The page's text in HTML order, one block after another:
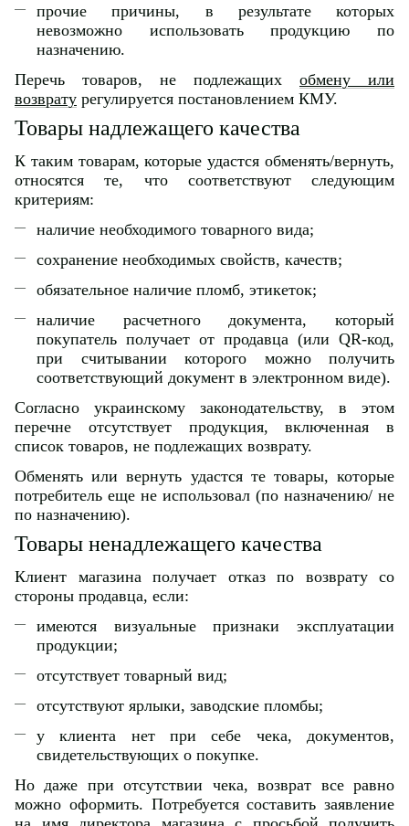
прочие причины, в результате которых
невозможно использовать продукцию по
назначению.
Перечь товаров, не подлежащих обмену или
возврату регулируется постановлением КМУ.
Товары надлежащего качества
К таким товарам, которые удастся обменять/вернуть,
относятся те, что соответствуют следующим
критериям:
наличие необходимого товарного вида;
сохранение необходимых свойств, качеств;
обязательное наличие пломб, этикеток;
наличие расчетного документа, который
покупатель получает от продавца (или QR-код,
при считывании которого можно получить
соответствующий документ в электронном виде).
Согласно украинскому законодательству, в этом
перечне отсутствует продукция, включенная в
список товаров, не подлежащих возврату.
Обменять или вернуть удастся те товары, которые
потребитель еще не использовал (по назначению/ не
по назначению).
Товары ненадлежащего качества
Клиент магазина получает отказ по возврату со
стороны продавца, если:
имеются визуальные признаки эксплуатации
продукции;
отсутствует товарный вид;
отсутствуют ярлыки, заводские пломбы;
у клиента нет при себе чека, документов,
свидетельствующих о покупке.
Но даже при отсутствии чека, возврат все равно
можно оформить. Потребуется составить заявление